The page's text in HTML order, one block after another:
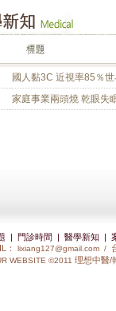
國人黏3C 近視率85％
家庭事業兩頭燒 乾眼
| 門診時間 | 醫學新知 |
： lixiang127@gmail.com /
WEBSITE ©2011 理想中醫/